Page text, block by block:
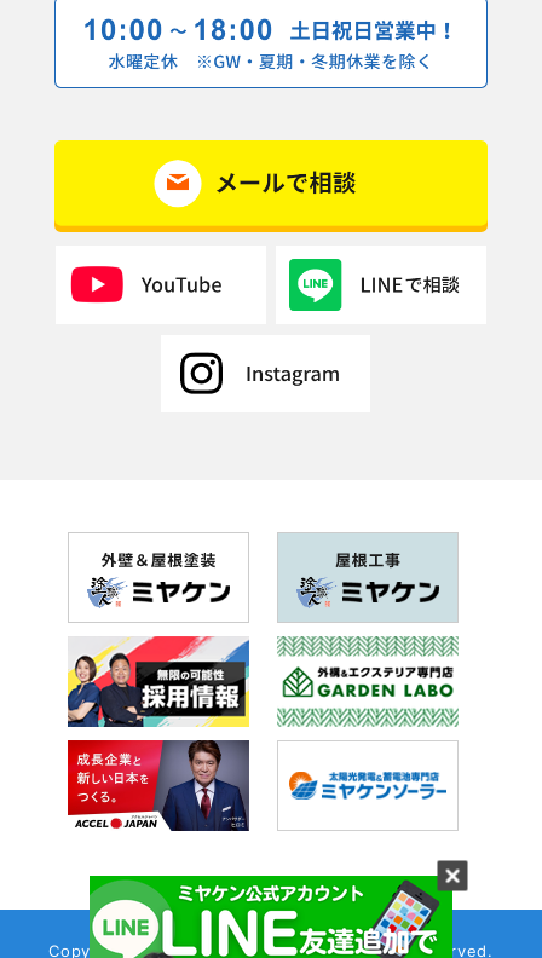
Copyright (C) ミヤケンリフォーム. All Rights Reserved.